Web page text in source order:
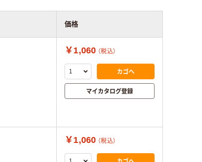
価格
￥1,060 （税込）
カゴへ
マイカタログ登録
￥1,060 （税込）